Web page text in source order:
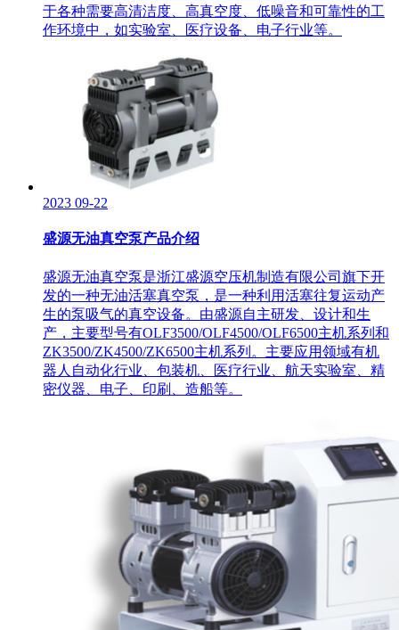
于各种需要高清洁度、高真空度、低噪音和可靠性的工
作环境中，如实验室、医疗设备、电子行业等。
2023 09-22
盛源无油真空泵产品介绍
盛源无油真空泵是浙江盛源空压机制造有限公司旗下开
发的一种无油活塞真空泵，是一种利用活塞往复运动产
生的泵吸气的真空设备。由盛源自主研发、设计和生
产，主要型号有OLF3500/OLF4500/OLF6500主机系列和
ZK3500/ZK4500/ZK6500主机系列。主要应用领域有机
器人自动化行业、包装机、医疗行业、航天实验室、精
密仪器、电子、印刷、造船等。